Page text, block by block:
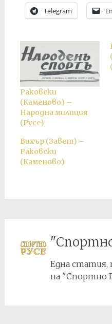
Telegram
Раковски
(Каменово) –
Народна милиция
(Русе)
Вихър (Завет) –
Раковски
(Каменово)
Една статия,
на "Спортно